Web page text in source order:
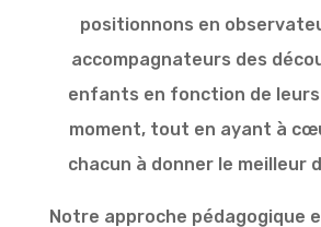
positionnons en
accompagnateurs des
enfants en fonction de
moment, tout en ayant à
chacun à donner le meilleur
Notre approche pédagogique